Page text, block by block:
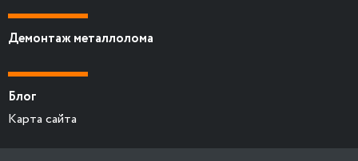
Демонтаж металлолома
Блог
Карта сайта